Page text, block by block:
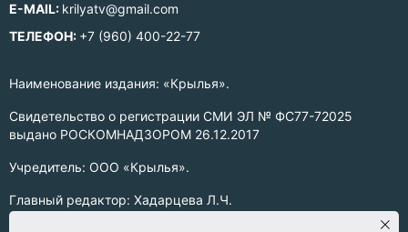
Наименование издания: «Крылья».
Свидетельство о регистрации СМИ ЭЛ № ФС77-72025
выдано РОСКОМНАДЗОРОМ 26.12.2017
Учредитель: ООО «Крылья».
Главный редактор: Хадарцева Л.Ч.
E-MAIL: krilyatv@gmail.com
ТЕЛЕФОН: +7 (960) 400-22-77